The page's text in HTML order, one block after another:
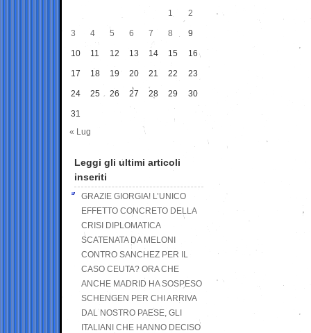
1
2
3 4 5 6 7 8 9
10 11 12 13 14 15 16
17 18 19 20 21 22 23
24 25 26 27 28 29 30
31
« Lug
Leggi gli ultimi articoli
inseriti
GRAZIE GIORGIA! L’UNICO
EFFETTO CONCRETO DELLA
CRISI DIPLOMATICA
SCATENATA DA MELONI
CONTRO SANCHEZ PER IL
CASO CEUTA? ORA CHE
ANCHE MADRID HA SOSPESO
SCHENGEN PER CHI ARRIVA
DAL NOSTRO PAESE, GLI
ITALIANI CHE HANNO DECISO